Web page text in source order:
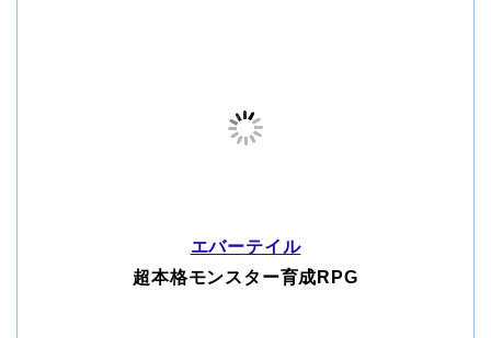
エバーテイル
超本格モンスター育成RPG